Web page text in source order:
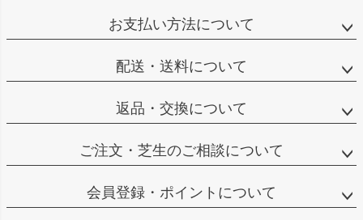
お支払い方法について
配送・送料について
返品・交換について
ご注文・芝生のご相談について
会員登録・ポイントについて